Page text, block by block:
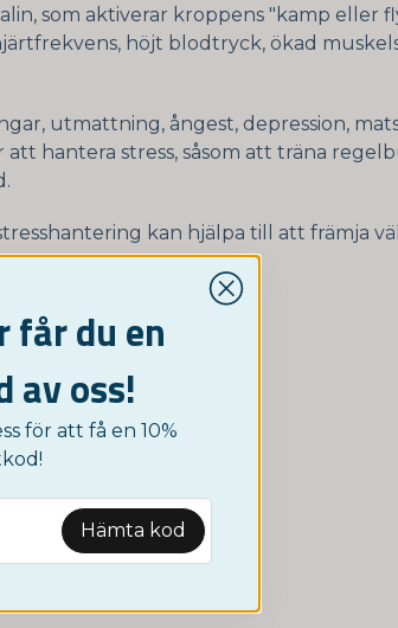
som aktiverar kroppens "kamp eller
höjt blodtryck, ökad
utmattning, ångest, depression,
hantera stress, såsom att träna
kan hjälpa till att främja
får du en
av oss!
för att få en 10%
Hämta kod